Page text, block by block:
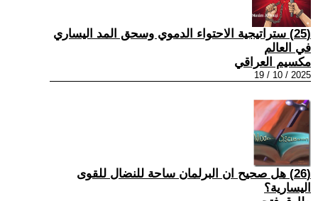
(25) ستراتيجية الاحتواء الدموي وسحق المد اليساري
في العالم
مكسيم العراقي
2025 / 10 / 19
(26) هل صحيح ان البرلمان ساحة للنضال للقوى
اليسارية؟